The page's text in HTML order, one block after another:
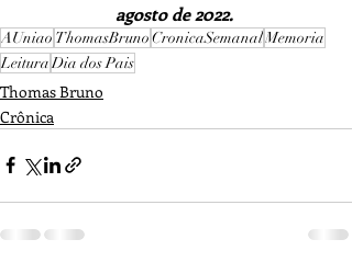
agosto de 2022.
AUniao ThomasBrunoCronicaSemanalMemoria
LeituraDia dos Pais
Thomas Bruno
Crônica